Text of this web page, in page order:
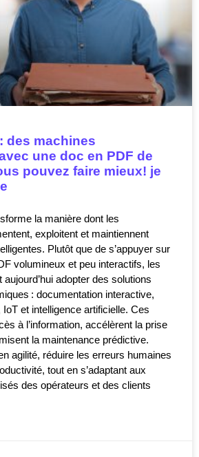
des machines
une doc en PDF de
pouvez faire mieux! je
la manière dont les
exploitent et maintiennent
Plutôt que de s’appuyer sur
volumineux et peu interactifs, les
adopter des solutions
: documentation interactive,
et intelligence artificielle. Ces
à l’information, accélèrent la prise
la maintenance prédictive.
agilité, réduire les erreurs humaines
tout en s’adaptant aux
des opérateurs et des clients